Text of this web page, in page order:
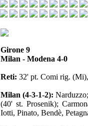
Girone 9
Milan - Modena 4-0
Reti: 32' pt. Comi rig.
Milan (4-3-1-2):
(40' st. Prosenik);
Iotti, Pinato, Bendè,